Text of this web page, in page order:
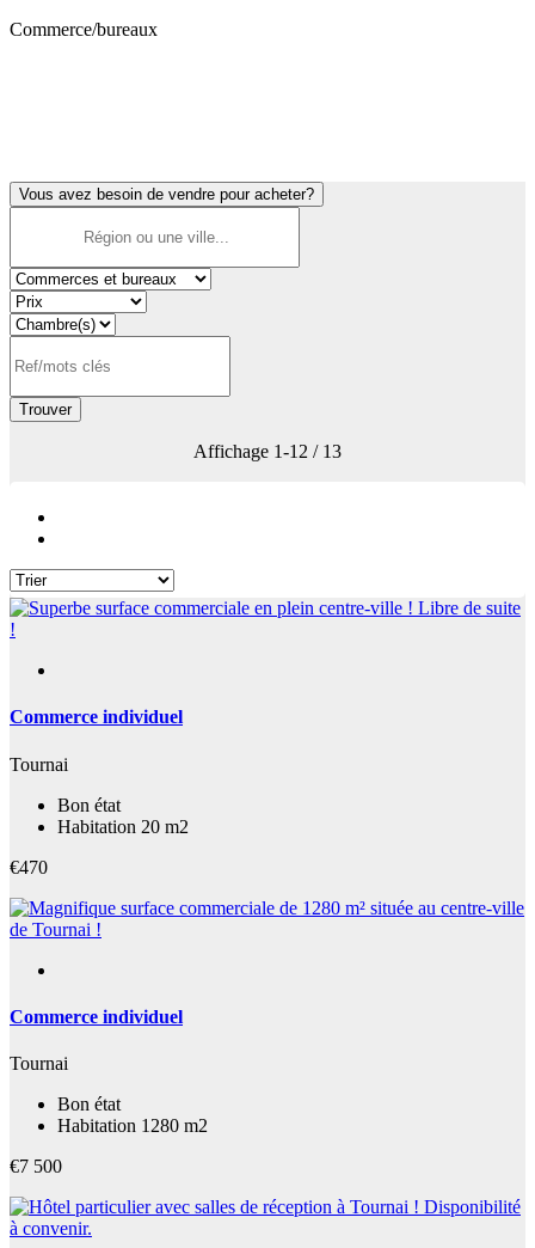
Commerce/bureaux
Vous avez besoin de vendre pour acheter?
Trouver
Affichage 1-12 / 13
Commerce individuel
Tournai
Bon état
Habitation 20 m2
€470
Commerce individuel
Tournai
Bon état
Habitation 1280 m2
€7 500